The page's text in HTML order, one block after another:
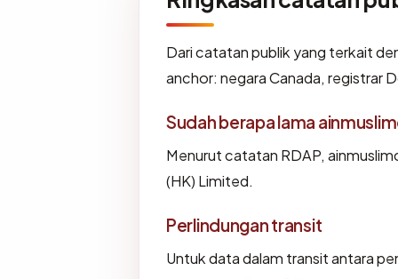
Dari catatan publik yang terkait
anchor: negara Canada, registrar
Sudah berapa lama
Menurut catatan RDAP,
(HK) Limited.
Perlindungan transit
Untuk data dalam transit antara